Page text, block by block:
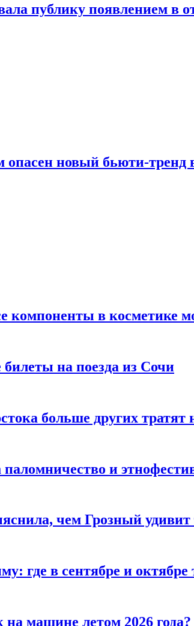
публику появлением в
новый бьюти-тренд
компоненты в косметике
на поезда из Сочи
больше других
и
чем Грозный удивит
где в сентябре и октябре
на машине летом 2026 года?